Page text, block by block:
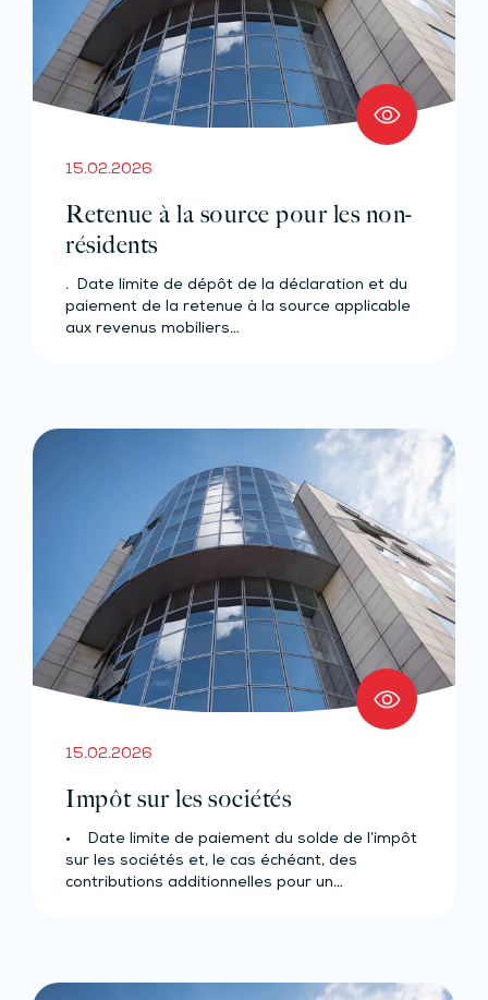
15.02.2026
Retenue à la source pour les non-
résidents
. Date limite de dépôt de la déclaration et du
paiement de la retenue à la source applicable
aux revenus mobiliers…
15.02.2026
Impôt sur les sociétés
• Date limite de paiement du solde de l’impôt
sur les sociétés et, le cas échéant, des
contributions additionnelles pour un…